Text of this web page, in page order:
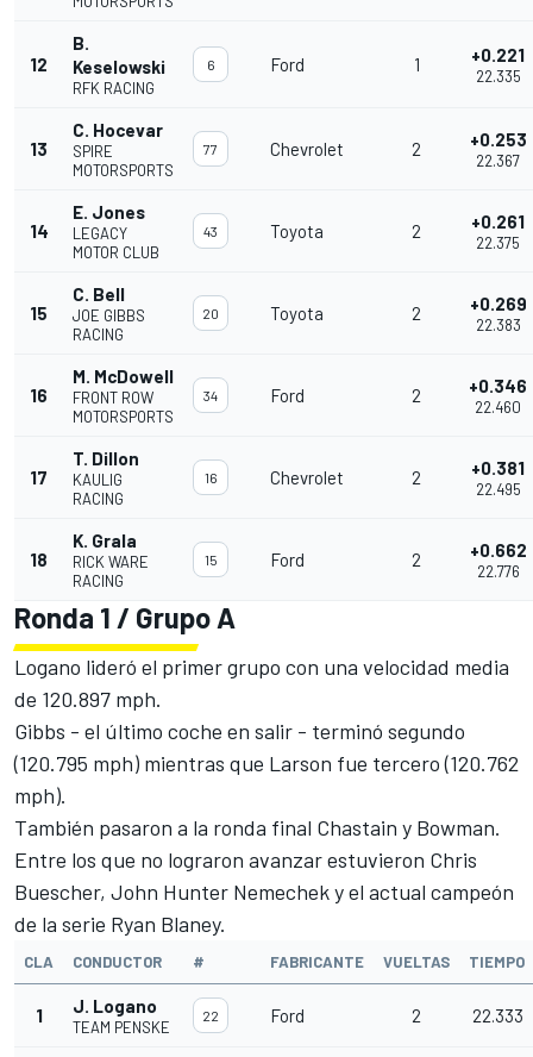
12
B.
Keselowski
RFK RACING
6 Ford 1 +0.221
22.335
13
C. Hocevar
SPIRE
MOTORSPORTS
77 Chevrolet 2 +0.253
22.367
14
E. Jones
LEGACY
MOTOR CLUB
43 Toyota 2 +0.261
22.375
15
C. Bell
JOE GIBBS
RACING
20 Toyota 2 +0.269
22.383
16
M. McDowell
FRONT ROW
MOTORSPORTS
34 Ford 2 +0.346
22.460
17
T. Dillon
KAULIG
RACING
16 Chevrolet 2 +0.381
22.495
18
K. Grala
RICK WARE
RACING
15 Ford 2 +0.662
22.776
Ronda 1 / Grupo A
Logano lideró el primer grupo con una velocidad media
de 120.897 mph.
Gibbs - el último coche en salir - terminó segundo
(120.795 mph) mientras que Larson fue tercero (120.762
mph).
También pasaron a la ronda final Chastain y Bowman.
Entre los que no lograron avanzar estuvieron Chris
Buescher, John Hunter Nemecheky el actual campeón
de la serie Ryan Blaney.
CLA CONDUCTOR # FABRICANTE VUELTAS TIEMPO
1 J. Logano
TEAM PENSKE
22 Ford 2 22.333